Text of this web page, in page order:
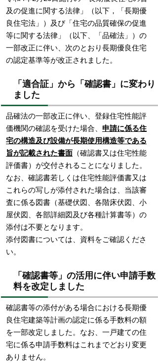
及の促進に関する法律」（以下，「長期優
良住宅法」）及び「住宅の品質確保の促進
等に関する法律」（以下、「品確法」）の
一部改正に伴い、次のとおり長期優良住宅
の認定基準等が改正されました。
「適合証」から「確認書」に変わり
ました
品確法の一部改正に伴い、登録住宅性能評
価機関の確認を受けた場合、 申請に係る住
宅の構造及び設備が長期使用構造等である
旨が記載された書面 （確認書又は住宅性能
評価書）が交付されることになりました。
なお、確認書若しくは住宅性能評価書又は
これらの写しが添付された場合は、当該審
査に係る図書（基礎伏図、各階床伏図、小
屋伏図、各部詳細図及び各種計算書等）の
添付は不要となります。
添付図書については、資料をご確認くださ
い。
「確認書等」の活用に伴い申請手数
料を改定しました
確認書等の添付がある場合における長期優
良住宅建築等計画の認定に係る手数料の額
を一部改定しました。なお、一戸建ての住
宅に係る申請手数料はこれまでどおり変更
ありません。